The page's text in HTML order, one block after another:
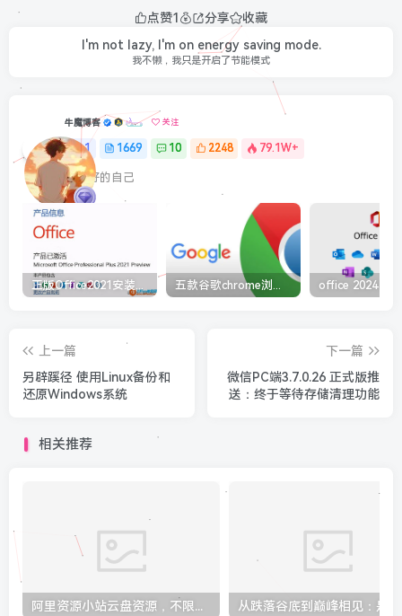
点赞1 分享
收藏
I'm not lazy, I'm on energy saving mode.
我不懒，我只是开启了节能模式
牛魔博客 关注
1 1669 10 2248 79.1W+
最最好的自己
五款谷歌chrome浏览器截图插件工具推荐
上一篇
另辟蹊径 使用Linux备份和
还原Windows系统
下一篇
微信PC端3.7.0.26 正式版推
送：终于等待存储清理功能
相关推荐
阿里资源小站云盘资源，不限速的分享就很不错！